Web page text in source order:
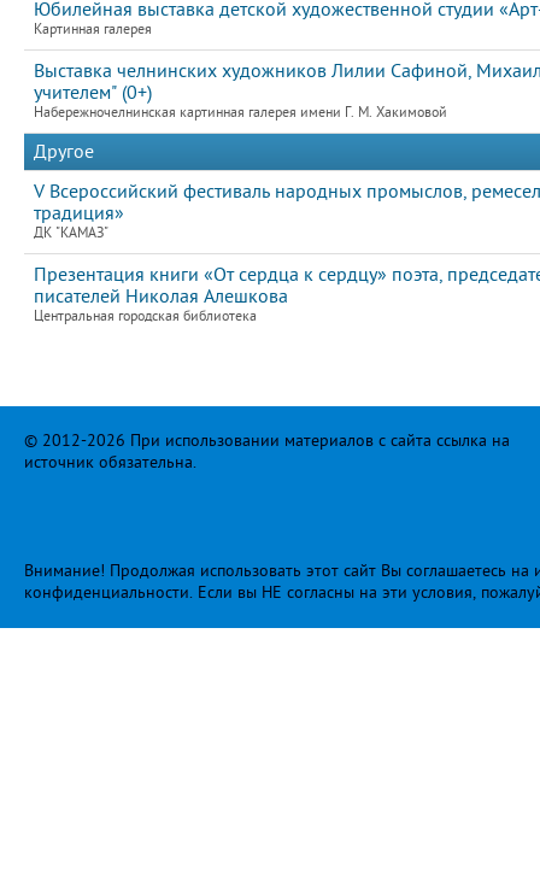
Юбилейная выставка детской художественной студии
Картинная галерея
Выставка челнинских художников Лилии Сафиной,
учителем" (0+)
Набережночелнинская картинная галерея имени Г. М. Хакимовой
Другое
V Всероссийский фестиваль народных промыслов,
традиция»
ДК "КАМАЗ"
Презентация книги «От сердца к сердцу» поэта,
писателей Николая Алешкова
Центральная городская библиотека
© 2012-2026 При использовании материалов с сайта ссылка на
источник обязательна.
Внимание! Продолжая использовать этот сайт Вы соглашаетесь
конфиденциальности. Если вы НЕ согласны на эти условия,